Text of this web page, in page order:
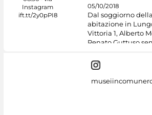
05/10/2018
Dal soggiorno
abitazione in
Vittoria 1, Alberto
Renato Guttuso